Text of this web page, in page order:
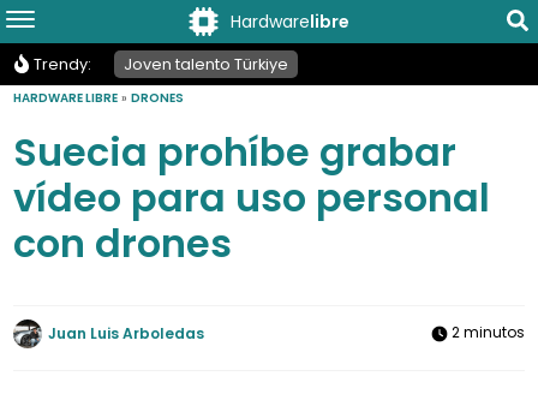
Hardwarelibre
Trendy: Joven talento Türkiye
HARDWARE LIBRE »DRONES
Suecia prohíbe grabar
vídeo para uso personal
con drones
Juan Luis Arboledas 2 minutos